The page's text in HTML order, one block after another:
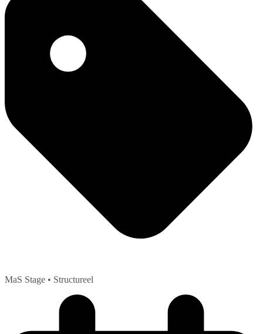
MaS Stage • Structureel